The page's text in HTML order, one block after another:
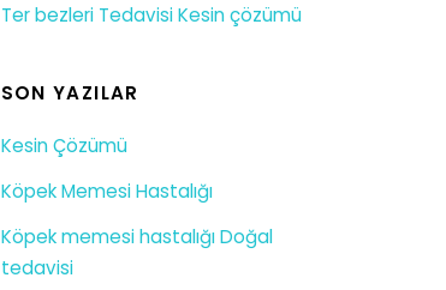
Ter bezleri Tedavisi Kesin çözümü
SON YAZILAR
Kesin Çözümü
Köpek Memesi Hastalığı
Köpek memesi hastalığı Doğal
tedavisi